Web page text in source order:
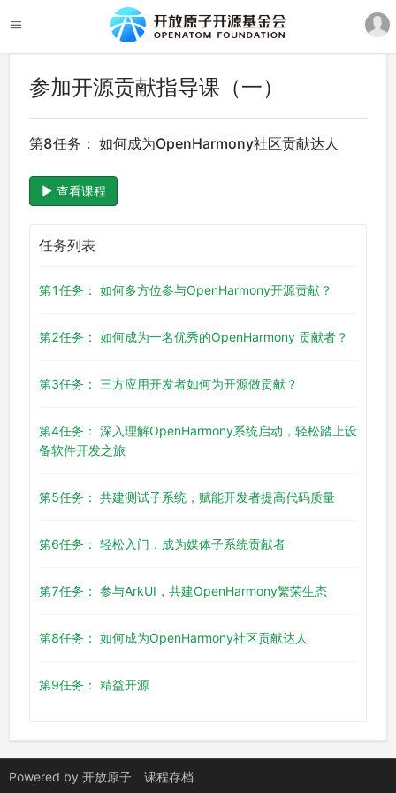
参加开源贡献指导课（一）
第8任务： 如何成为OpenHarmony社区贡献达人
查看课程
任务列表
第1任务： 如何多方位参与OpenHarmony开源贡献？
第2任务： 如何成为一名优秀的OpenHarmony 贡献者？
第3任务： 三方应用开发者如何为开源做贡献？
第4任务： 深入理解OpenHarmony系统启动，轻松踏上设
备软件开发之旅
第5任务： 共建测试子系统，赋能开发者提高代码质量
第6任务： 轻松入门，成为媒体子系统贡献者
第7任务： 参与ArkUI，共建OpenHarmony繁荣生态
第8任务： 如何成为OpenHarmony社区贡献达人
第9任务： 精益开源
Powered by 开放原子
课程存档